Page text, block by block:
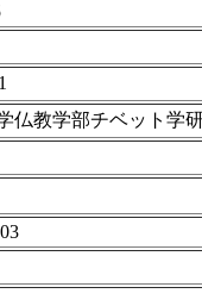
仏教学部チベット学